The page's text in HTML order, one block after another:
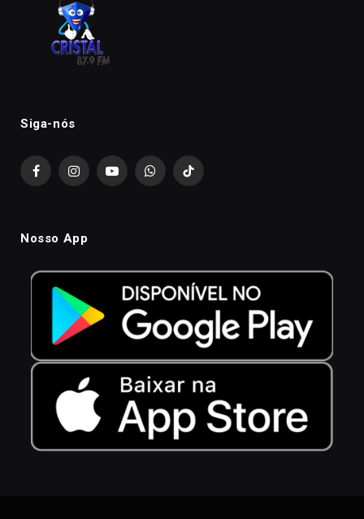
Siga-nós
FacebookInstagramYouTubeWhatsAppTikTok
Nosso App